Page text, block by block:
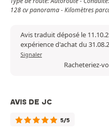
128 cv panorama - Kilomètres
Avis traduit déposé le
expérience d'achat du
Signaler
Racheteriez-
AVIS DE JC
5/5